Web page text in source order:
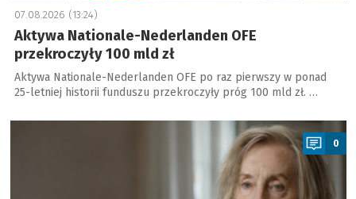
07.08.2026 (13:24)
Aktywa Nationale-Nederlanden OFE
przekroczyły 100 mld zł
Aktywa Nationale-Nederlanden OFE po raz pierwszy w ponad
25-letniej historii funduszu przekroczyły próg 100 mld zł. …
a
0